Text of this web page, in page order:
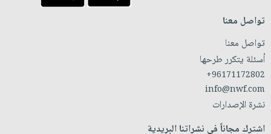
تواصل معنا
تواصل معنا
أسئلة يتكرر طرحها
+96171172802
info@nwf.com
نشرة الإصدارات
اشترك مجاناً في نشراتنا البريدية